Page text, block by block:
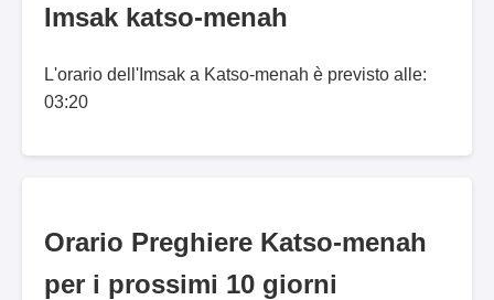
Imsak katso-menah
L'orario dell'Imsak a Katso-menah è previsto alle:
03:20
Orario Preghiere Katso-menah
per i prossimi 10 giorni